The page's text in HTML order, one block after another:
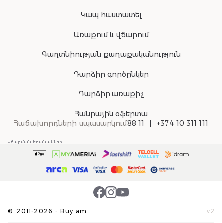
Կապ հաստատել
Առաքում և վճարում
Գաղտնիության քաղաքականություն
Դարձիր գործընկեր
Դարձիր առաքիչ
Հանրային օֆերտա
Հաճախորդների սպասարկում88 11 +374 10 311 111
© 2011-2026 - Buy.am v2
Վճարման եղանակներ